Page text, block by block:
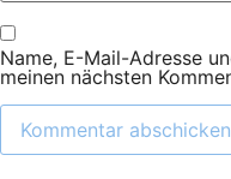
Name, E-Mail-Adresse
meinen nächsten